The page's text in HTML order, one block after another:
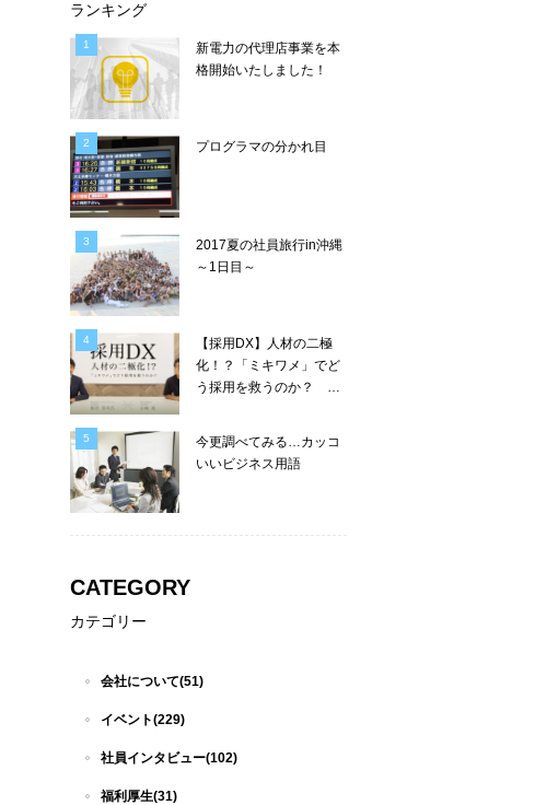
ランキング
新電力の代理店事業を本
格開始いたしました！
プログラマの分かれ目
2017夏の社員旅行in沖縄
～1日目～
【採用DX】人材の二極
化！？「ミキワメ」でど
う採用を救うのか？ ―
今更調べてみる…カッコ
いいビジネス用語
CATEGORY
カテゴリー
会社について(51)
イベント(229)
社員インタビュー(102)
福利厚生(31)